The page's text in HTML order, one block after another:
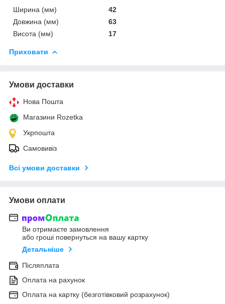
Ширина (мм)
42
Довжина (мм)
63
Висота (мм)
17
Приховати
Умови доставки
Нова Пошта
Магазини Rozetka
Укрпошта
Самовивіз
Всі умови доставки
Умови оплати
Ви отримаєте замовлення
або гроші повернуться на вашу картку
Детальніше
Післяплата
Оплата на рахунок
Оплата на картку (безготівковий розрахунок)